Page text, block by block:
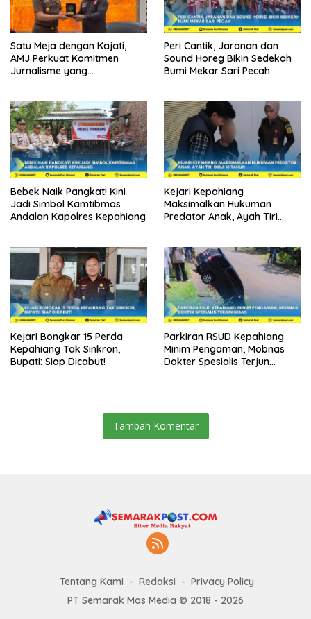
Satu Meja dengan Kajati,
AMJ Perkuat Komitmen
Jurnalisme yang
Peri Cantik, Jaranan dan
Sound Horeg Bikin Sedekah
Bumi Mekar Sari Pecah
Bebek Naik Pangkat! Kini
Jadi Simbol Kamtibmas
Andalan Kapolres Kepahiang
Kejari Kepahiang
Maksimalkan Hukuman
Predator Anak, Ayah Tiri
Kejari Bongkar 15 Perda
Kepahiang Tak Sinkron,
Bupati: Siap Dicabut!
Parkiran RSUD Kepahiang
Minim Pengaman, Mobnas
Dokter Spesialis Terjun
Tambah Komentar
Tentang Kami Redaksi
Privacy Policy
PT Semarak Mas Media © 2018 - 2026